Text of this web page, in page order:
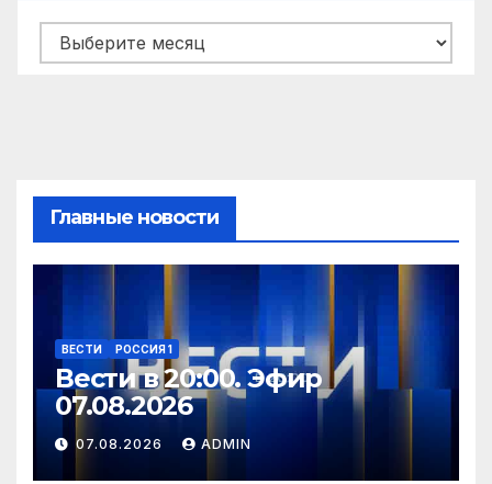
Архивы
Главные новости
ВЕСТИ РОССИЯ 1
Вести в 20:00. Эфир
07.08.2026
07.08.2026 ADMIN